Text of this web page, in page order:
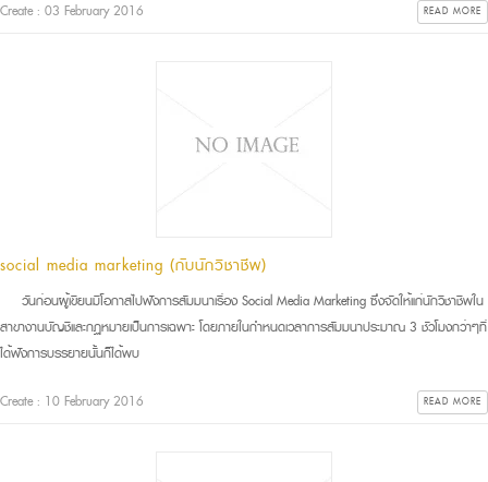
Create : 03 February 2016 READ MORE
social media marketing (กับนักวิชาชีพ)
วันก่อนผู้เขียนมีโอกาสไปฟังการสัมมนาเรื่อง Social Media Marketing ซึ่งจัดให้แก่นักวิชาชีพใน
สาขางานบัญชีและกฏหมายเป็นการเฉพาะ โดยภายในกำหนดเวลาการสัมมนาประมาณ 3 ชัวโมงกว่าๆที่
ได้ฟังการบรรยายนั้นก็ได้พบ
Create : 10 February 2016 READ MORE